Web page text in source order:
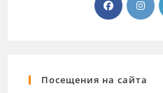
Посещения на сайта